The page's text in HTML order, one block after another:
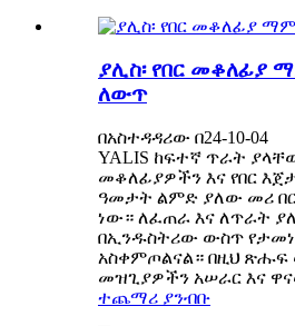
ያሊስ፡ የበር መቆለፊያ
ለውጥ
በአስተዳዳሪው በ24-10-04
YALIS ከፍተኛ ጥራት
መቆለፊያዎችን እና የበር
ዓመታት ልምድ ያለው መሪ
ነው። ለፈጠራ እና ለጥራት
በኢንዱስትሪው ውስጥ የታመነ
አስቀምጦልናል። በዚህ ጽሑፍ
መዝጊያዎችን አሠራር እና
ተጨማሪ ያንብቡ